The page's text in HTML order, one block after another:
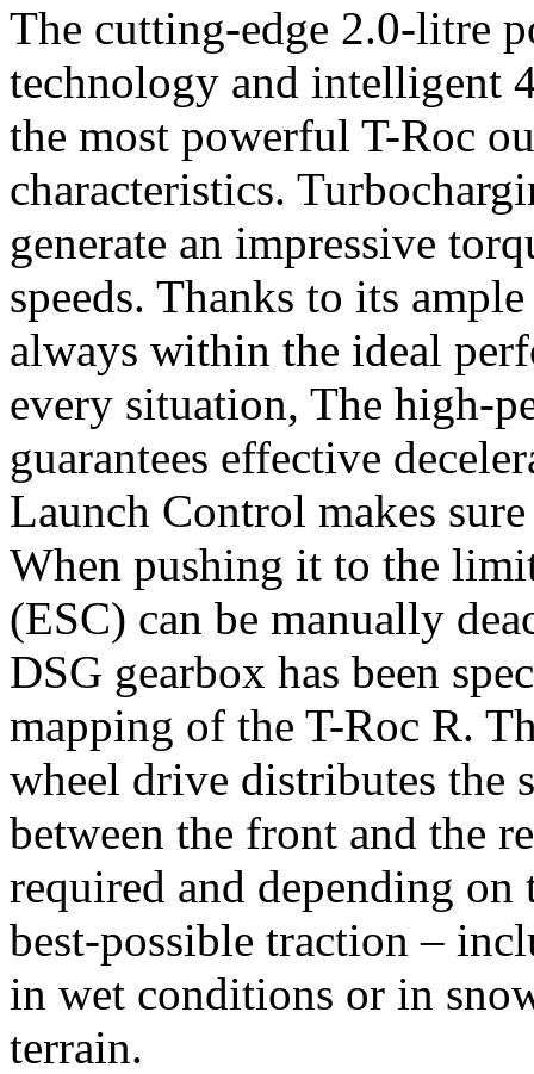
The cutting-edge 2.0-litre
technology and intelligent
the most powerful T-Roc
characteristics.
generate an impressive
speeds. Thanks to its
always within the ideal
every situation, The high-
guarantees effective
Launch Control makes
When pushing it to the
(ESC) can be manually
DSG gearbox has been
mapping of the T-Roc R.
wheel drive distributes the
between the front and the
required and depending
best-possible traction –
in wet conditions or in
terrain.